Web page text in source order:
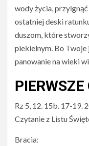
wody życia,
ostatniej deski
duszom, które
piekielnym. Bo Twoje
panowanie na wieki
Rz 5, 12. 15b. 17-19.
Czytanie z Listu
Bracia: